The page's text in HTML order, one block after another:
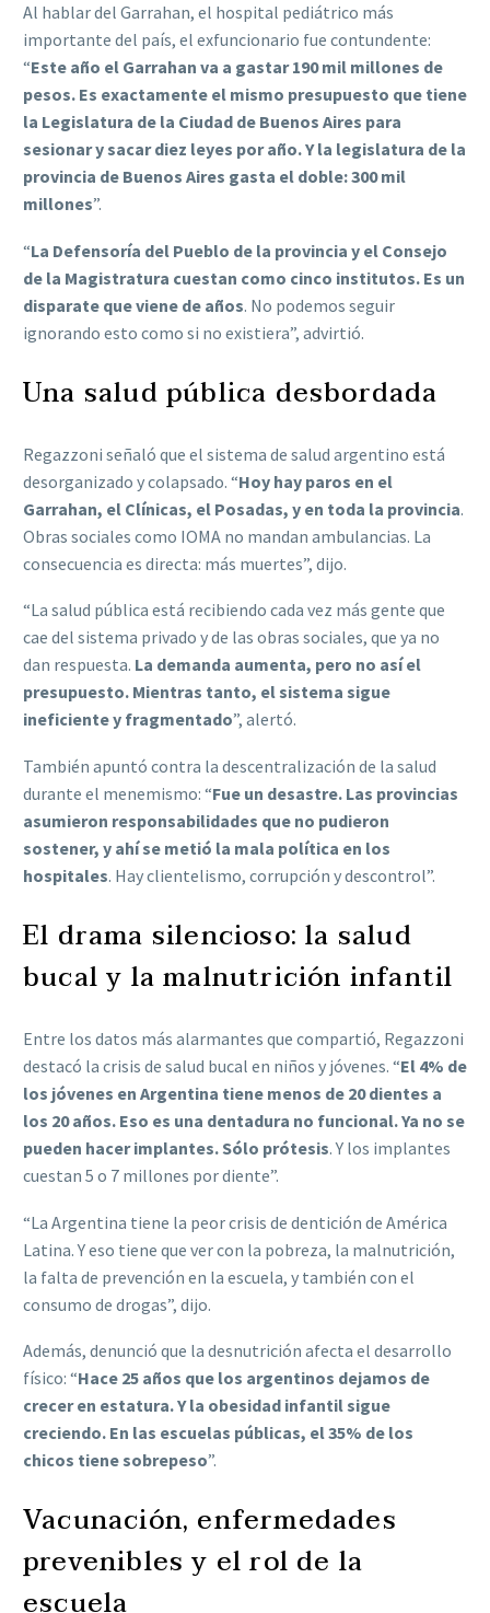
Al hablar del Garrahan, el hospital pediátrico más
importante del país, el exfuncionario fue contundente:
“Este año el Garrahan va a gastar 190 mil millones de
pesos. Es exactamente el mismo presupuesto que tiene
la Legislatura de la Ciudad de Buenos Aires para
sesionar y sacar diez leyes por año. Y la legislatura de la
provincia de Buenos Aires gasta el doble: 300 mil
millones”.
“La Defensoría del Pueblo de la provincia y el Consejo
de la Magistratura cuestan como cinco institutos. Es un
disparate que viene de años. No podemos seguir
ignorando esto como si no existiera”, advirtió.
Una salud pública desbordada
Regazzoni señaló que el sistema de salud argentino está
desorganizado y colapsado. “Hoy hay paros en el
Garrahan, el Clínicas, el Posadas, y en toda la provincia.
Obras sociales como IOMA no mandan ambulancias. La
consecuencia es directa: más muertes”, dijo.
“La salud pública está recibiendo cada vez más gente que
cae del sistema privado y de las obras sociales, que ya no
dan respuesta. La demanda aumenta, pero no así el
presupuesto. Mientras tanto, el sistema sigue
ineficiente y fragmentado”, alertó.
También apuntó contra la descentralización de la salud
durante el menemismo: “Fue un desastre. Las provincias
asumieron responsabilidades que no pudieron
sostener, y ahí se metió la mala política en los
hospitales. Hay clientelismo, corrupción y descontrol”.
El drama silencioso: la salud
bucal y la malnutrición infantil
Entre los datos más alarmantes que compartió, Regazzoni
destacó la crisis de salud bucal en niños y jóvenes. “El 4% de
los jóvenes en Argentina tiene menos de 20 dientes a
los 20 años. Eso es una dentadura no funcional. Ya no se
pueden hacer implantes. Sólo prótesis. Y los implantes
cuestan 5 o 7 millones por diente”.
“La Argentina tiene la peor crisis de dentición de América
Latina. Y eso tiene que ver con la pobreza, la malnutrición,
la falta de prevención en la escuela, y también con el
consumo de drogas”, dijo.
Además, denunció que la desnutrición afecta el desarrollo
físico: “Hace 25 años que los argentinos dejamos de
crecer en estatura. Y la obesidad infantil sigue
creciendo. En las escuelas públicas, el 35% de los
chicos tiene sobrepeso”.
Vacunación, enfermedades
prevenibles y el rol de la
escuela